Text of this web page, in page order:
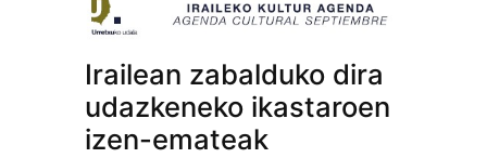
Irailean zabalduko dira
udazkeneko ikastaroen
izen-emateak